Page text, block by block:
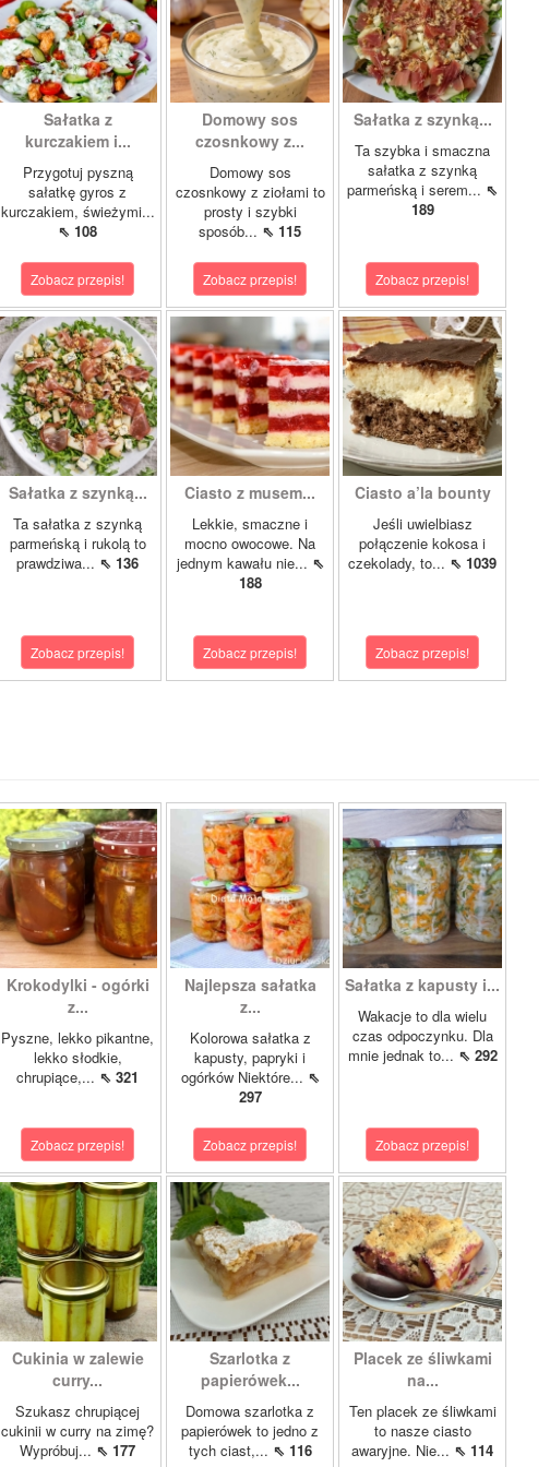
Sałatka z
kurczakiem i...
Przygotuj pyszną
sałatkę gyros z
kurczakiem, świeżymi...
⇖ 108
Zobacz przepis!
Domowy sos
czosnkowy z...
Domowy sos
czosnkowy z ziołami to
prosty i szybki
sposób... ⇖ 115
Zobacz przepis!
Sałatka z szynką...
Ta szybka i smaczna
sałatka z szynką
parmeńską i serem... ⇖
189
Zobacz przepis!
Sałatka z szynką...
Ta sałatka z szynką
parmeńską i rukolą to
prawdziwa... ⇖ 136
Zobacz przepis!
Ciasto z musem...
Lekkie, smaczne i
mocno owocowe. Na
jednym kawału nie... ⇖
188
Zobacz przepis!
Ciasto a’la bounty
Jeśli uwielbiasz
połączenie kokosa i
czekolady, to... ⇖ 1039
Zobacz przepis!
Krokodylki - ogórki
z...
Pyszne, lekko pikantne,
lekko słodkie,
chrupiące,... ⇖ 321
Zobacz przepis!
Najlepsza sałatka
z...
Kolorowa sałatka z
kapusty, papryki i
ogórków Niektóre... ⇖
297
Zobacz przepis!
Sałatka z kapusty i...
Wakacje to dla wielu
czas odpoczynku. Dla
mnie jednak to... ⇖ 292
Zobacz przepis!
Cukinia w zalewie
curry...
Szukasz chrupiącej
cukinii w curry na zimę?
Wypróbuj... ⇖ 177
Szarlotka z
papierówek...
Domowa szarlotka z
papierówek to jedno z
tych ciast,... ⇖ 116
Placek ze śliwkami
na...
Ten placek ze śliwkami
to nasze ciasto
awaryjne. Nie... ⇖ 114